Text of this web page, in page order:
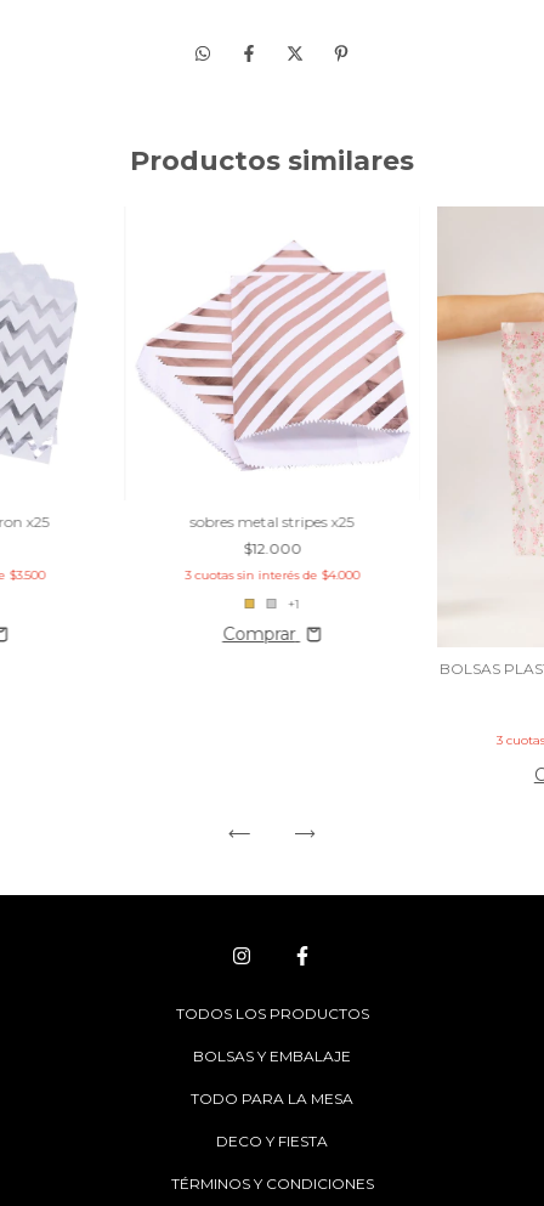
Productos similares
x25
$3.500
sobres metal stripes x25
$12.000
3 cuotas sin interés de $4.000
+1
Comprar
BOLSAS
3
TODOS LOS PRODUCTOS
BOLSAS Y EMBALAJE
TODO PARA LA MESA
DECO Y FIESTA
TÉRMINOS Y CONDICIONES